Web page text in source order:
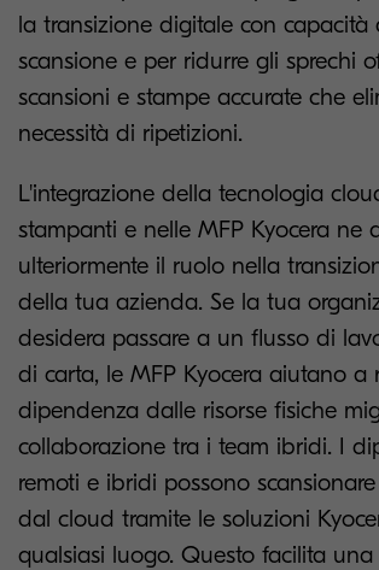
la transizione digitale con capacità
scansione e per ridurre gli sprechi
scansioni e stampe accurate che
necessità di ripetizioni.
L'integrazione della tecnologia
stampanti e nelle MFP Kyocera ne
ulteriormente il ruolo nella
della tua azienda. Se la tua
desidera passare a un flusso di
di carta, le MFP Kyocera aiutano a
dipendenza dalle risorse fisiche
collaborazione tra i team ibridi. I
remoti e ibridi possono
dal cloud tramite le soluzioni
qualsiasi luogo. Questo facilita una